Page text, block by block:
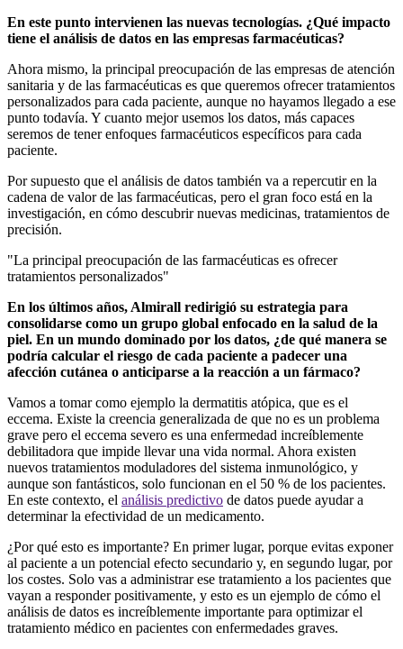
En este punto intervienen las nuevas tecnologías. ¿Qué impacto
tiene el análisis de datos en las empresas farmacéuticas?
Ahora mismo, la principal preocupación de las empresas de atención
sanitaria y de las farmacéuticas es que queremos ofrecer tratamientos
personalizados para cada paciente, aunque no hayamos llegado a ese
punto todavía. Y cuanto mejor usemos los datos, más capaces
seremos de tener enfoques farmacéuticos específicos para cada
paciente.
Por supuesto que el análisis de datos también va a repercutir en la
cadena de valor de las farmacéuticas, pero el gran foco está en la
investigación, en cómo descubrir nuevas medicinas, tratamientos de
precisión.
"La principal preocupación de las farmacéuticas es ofrecer
tratamientos personalizados"
En los últimos años, Almirall redirigió su estrategia para
consolidarse como un grupo global enfocado en la salud de la
piel. En un mundo dominado por los datos, ¿de qué manera se
podría calcular el riesgo de cada paciente a padecer una
afección cutánea o anticiparse a la reacción a un fármaco?
Vamos a tomar como ejemplo la dermatitis atópica, que es el
eccema. Existe la creencia generalizada de que no es un problema
grave pero el eccema severo es una enfermedad increíblemente
debilitadora que impide llevar una vida normal. Ahora existen
nuevos tratamientos moduladores del sistema inmunológico, y
aunque son fantásticos, solo funcionan en el 50 % de los pacientes.
En este contexto, el análisis predictivo de datos puede ayudar a
determinar la efectividad de un medicamento.
¿Por qué esto es importante? En primer lugar, porque evitas exponer
al paciente a un potencial efecto secundario y, en segundo lugar, por
los costes. Solo vas a administrar ese tratamiento a los pacientes que
vayan a responder positivamente, y esto es un ejemplo de cómo el
análisis de datos es increíblemente importante para optimizar el
tratamiento médico en pacientes con enfermedades graves.